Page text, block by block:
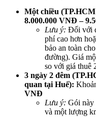
Một chiều
8.000.000 VNĐ –
Lưu ý: Đối với
phí cao hơn
bảo an toàn
đường). Giá
so với giá thuê
3 ngày 2 đêm
quan tại Huế):
VNĐ
Lưu ý: Gói này
và một lượng